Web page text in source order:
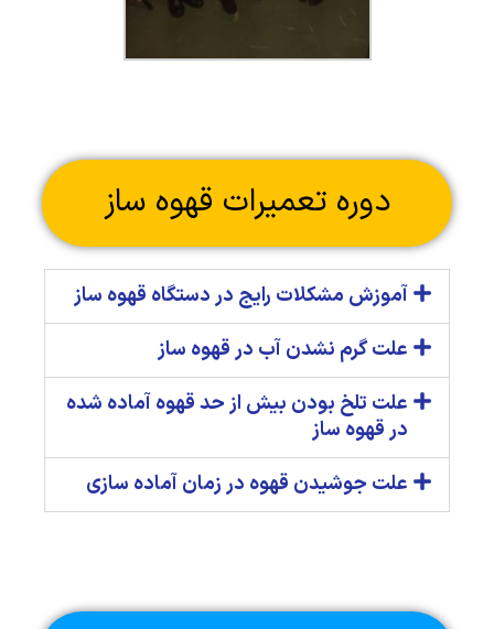
دوره تعمیرات قهوه ساز
آموزش مشکلات رایج در دستگاه قهوه ساز
علت گرم نشدن آب در قهوه ساز
علت تلخ بودن بیش از حد قهوه آماده شده
در قهوه ساز
علت جوشیدن قهوه در زمان آماده سازی